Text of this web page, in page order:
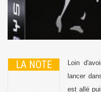
LA NOTE
Loin
lancer
est allé